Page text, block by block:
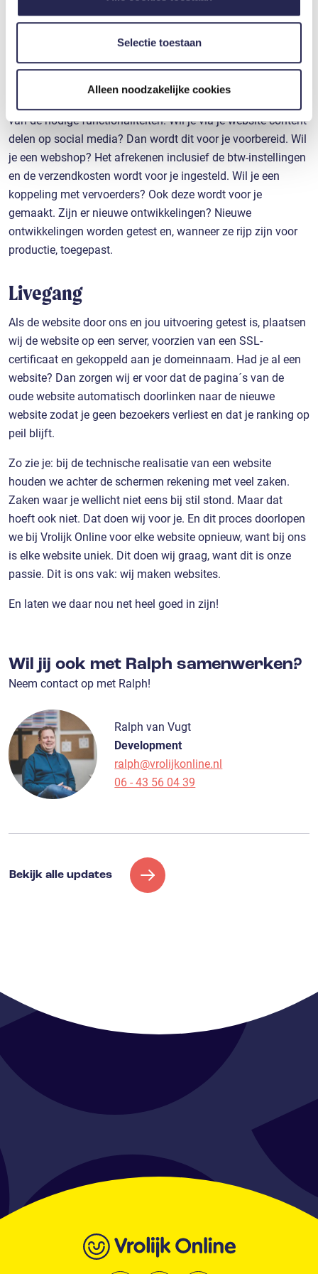
partners kunnen deze gegevens combineren met andere
informatie die u aan ze heeft verstrekt of die ze hebben
verzameld op basis van uw gebruik van hun services. U
gebruiken.
Selectie toestaan
Alleen noodzakelijke cookies
Gegevensbescherming (AVG) en de Cookiewet.
Maatwerk functionaliteiten
van de nodige functionaliteiten. Wil je via je website content
delen op social media? Dan wordt dit voor je voorbereid. Wil
je een webshop? Het afrekenen inclusief de btw-instellingen
en de verzendkosten wordt voor je ingesteld. Wil je een
koppeling met vervoerders? Ook deze wordt voor je
gemaakt. Zijn er nieuwe ontwikkelingen? Nieuwe
ontwikkelingen worden getest en, wanneer ze rijp zijn voor
productie, toegepast.
Livegang
Als de website door ons en jou uitvoering getest is, plaatsen
wij de website op een server, voorzien van een SSL-
certificaat en gekoppeld aan je domeinnaam. Had je al een
website? Dan zorgen wij er voor dat de pagina´s van de
oude website automatisch doorlinken naar de nieuwe
website zodat je geen bezoekers verliest en dat je ranking op
peil blijft.
Zo zie je: bij de technische realisatie van een website
houden we achter de schermen rekening met veel zaken.
Zaken waar je wellicht niet eens bij stil stond. Maar dat
hoeft ook niet. Dat doen wij voor je. En dit proces doorlopen
we bij Vrolijk Online voor elke website opnieuw, want bij ons
is elke website uniek. Dit doen wij graag, want dit is onze
passie. Dit is ons vak: wij maken websites.
En laten we daar nou net heel goed in zijn!
Wil jij ook met Ralph samenwerken?
Neem contact op met Ralph!
Ralph van Vugt
Development
ralph@vrolijkonline.nl
06 - 43 56 04 39
Bekijk alle updates